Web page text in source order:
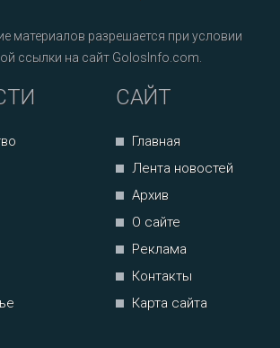
материалов разрешается при условии
ссылки на сайт GolosInfo.com.
САЙТ
Главная
Лента новостей
Архив
О сайте
Реклама
Контакты
Карта сайта